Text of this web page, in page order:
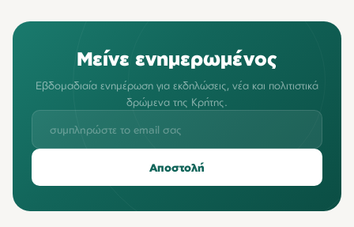
Μείνε ενημερωμένος
Εβδομαδιαία ενημέρωση για εκδηλώσεις, νέα και πολιτιστικά
δρώμενα της Κρήτης.
Αποστολή